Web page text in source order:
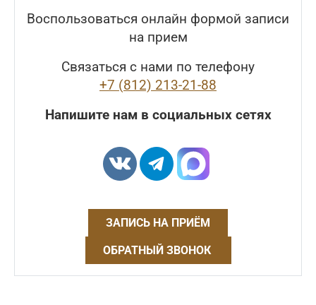
Воспользоваться онлайн формой записи
на прием
Связаться с нами по телефону
+7 (812) 213-21-88
Напишите нам в социальных сетях
ЗАПИСЬ НА ПРИЁМ
ОБРАТНЫЙ ЗВОНОК